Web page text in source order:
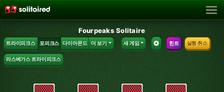
Fourpeaks Solitaire
트라이피크스 포피크스 다이아몬드 더 보기 새 게임 힌트 실행 취소
라스베가스 트라이피크스